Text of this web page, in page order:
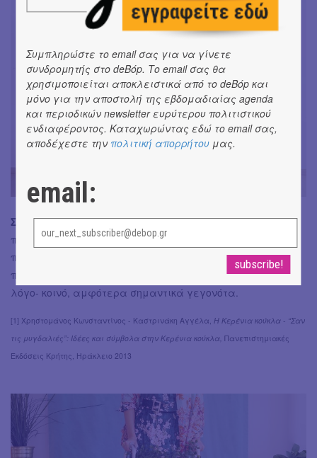
Σύνολο:Έντιμη προσπάθεια, που προσεγγίζει με καλές
προθέσεις και σημερινούς όρους ένα σημαντικό έργο του
παρελθόντος, που, πέρα από το να το γνωστοποιεί,
πετυχαίνει να το κάνει δεκτικό στο -νεανικό κατά κύριο
λόγο- κοινό, αμφότερα σημαντικά γεγονότα.
[1] Χρηστομάνος Κωνσταντίνος - Καστρινάκη Αγγέλα, Η Κερένια κούκλα - “Σαν
τις μυγδαλιές”: Ιδέες και σύμβολα στην Κερένια κούκλα, Πανεπιστημιακές
Εκδόσεις Κρήτης, Ηράκλειο 2013
Συμπληρώστε το email σας για να γίνετε
συνδρομητής στο deBόp. Το email σας θα
χρησιμοποιείται αποκλειστικά από το deBόp και
μόνο για την αποστολή της εβδομαδιαίας agenda
και περιοδικών newsletter ευρύτερου πολιτιστικού
ενδιαφέροντος. Καταχωρώντας εδώ το email σας,
αποδέχεστε την πολιτική απορρήτου μας.
email: